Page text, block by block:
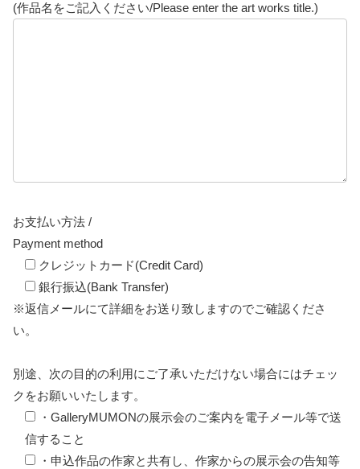
(作品名をご記入ください/Please enter the art works title.)
お支払い方法 /
Payment method
クレジットカード(Credit Card)
銀行振込(Bank Transfer)
※返信メールにて詳細をお送り致しますのでご確認くださ
い。
別途、次の目的の利用にご了承いただけない場合にはチェッ
クをお願いいたします。
・GalleryMUMONの展示会のご案内を電子メール等で送
信すること
・申込作品の作家と共有し、作家からの展示会の告知等